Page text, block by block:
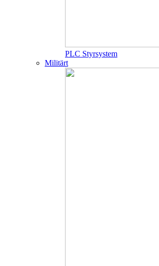
PLC Styrsystem
Militärt